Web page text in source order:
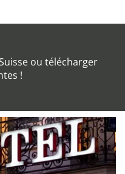
ou télécharger
!